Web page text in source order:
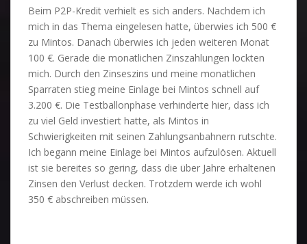
Beim P2P-Kredit verhielt es sich anders. Nachdem ich
mich in das Thema eingelesen hatte, überwies ich 500 €
zu Mintos. Danach überwies ich jeden weiteren Monat
100 €. Gerade die monatlichen Zinszahlungen lockten
mich. Durch den Zinseszins und meine monatlichen
Sparraten stieg meine Einlage bei Mintos schnell auf
3.200 €. Die Testballonphase verhinderte hier, dass ich
zu viel Geld investiert hatte, als Mintos in
Schwierigkeiten mit seinen Zahlungsanbahnern rutschte.
Ich begann meine Einlage bei Mintos aufzulösen. Aktuell
ist sie bereites so gering, dass die über Jahre erhaltenen
Zinsen den Verlust decken. Trotzdem werde ich wohl
350 € abschreiben müssen.